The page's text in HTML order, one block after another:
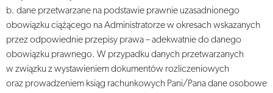
b. dane przetwarzane na podstawie prawnie uzasadnionego
obowiązku ciążącego na Administratorze w okresach wskazanych
przez odpowiednie przepisy prawa – adekwatnie do danego
obowiązku prawnego. W przypadku danych przetwarzanych
w związku z wystawieniem dokumentów rozliczeniowych
oraz prowadzeniem ksiąg rachunkowych Pani/Pana dane osobowe